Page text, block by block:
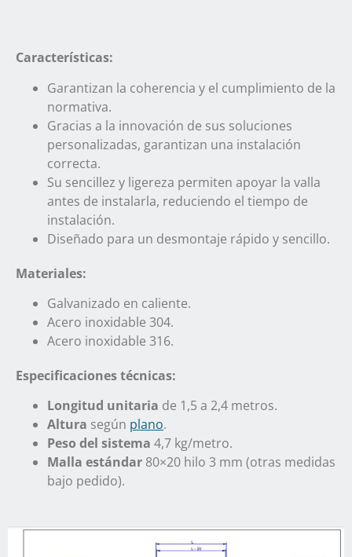
Características:
Garantizan la coherencia y el cumplimiento de la
normativa.
Gracias a la innovación de sus soluciones
personalizadas, garantizan una instalación
correcta.
Su sencillez y ligereza permiten apoyar la valla
antes de instalarla, reduciendo el tiempo de
instalación.
Diseñado para un desmontaje rápido y sencillo.
Materiales:
Galvanizado en caliente.
Acero inoxidable 304.
Acero inoxidable 316.
Especificaciones técnicas:
Longitud unitaria de 1,5 a 2,4 metros.
Altura según plano.
Peso del sistema 4,7 kg/metro.
Malla estándar 80×20 hilo 3 mm (otras medidas
bajo pedido).